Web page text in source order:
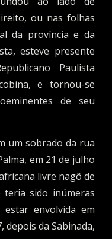
ou nas folhas
da província e da
esteve presente
Paulista
e tornou-se
de seu
um sobrado da rua
em 21 de julho
livre nagô de
teria sido inúmeras
envolvida em
depois da Sabinada,